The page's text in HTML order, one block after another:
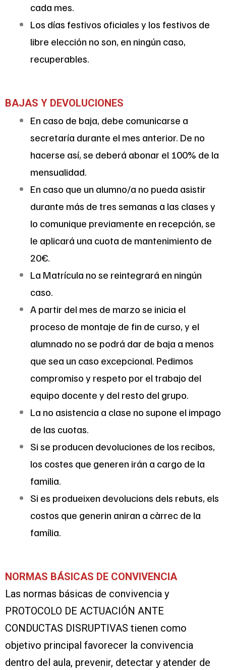
cada mes.
Los días festivos oficiales y los festivos de
libre elección no son, en ningún caso,
recuperables.
BAJAS Y DEVOLUCIONES
En caso de baja, debe comunicarse a
secretaría durante el mes anterior. De no
hacerse así, se deberá abonar el 100% de la
mensualidad.
En caso que un alumno/a no pueda asistir
durante más de tres semanas a las clases y
lo comunique previamente en recepción, se
le aplicará una cuota de mantenimiento de
20€.
La Matrícula no se reintegrará en ningún
caso.
A partir del mes de marzo se inicia el
proceso de montaje de fin de curso, y el
alumnado no se podrá dar de baja a menos
que sea un caso excepcional. Pedimos
compromiso y respeto por el trabajo del
equipo docente y del resto del grupo.
La no asistencia a clase no supone el impago
de las cuotas.
Si se producen devoluciones de los recibos,
los costes que generen irán a cargo de la
familia.
Si es produeixen devolucions dels rebuts, els
costos que generin aniran a càrrec de la
família.​
NORMAS BÁSICAS DE CONVIVENCIA
Las normas básicas de convivencia y
PROTOCOLO DE ACTUACIÓN ANTE
CONDUCTAS DISRUPTIVAS tienen como
objetivo principal favorecer la convivencia
dentro del aula, prevenir, detectar y atender de